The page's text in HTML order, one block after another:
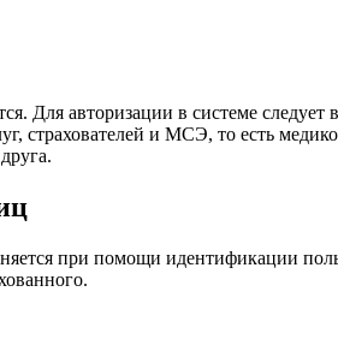
Для авторизации в системе
страхователей и МСЭ, то есть
при помощи идентификации